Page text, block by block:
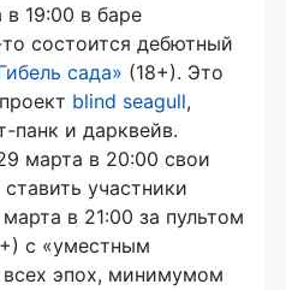
19:00 в баре
состоится дебютный
сада» (18+). Это
blind seagull,
панк и дарквейв.
марта в 20:00 свои
участники
в 21:00 за пультом
с «уместным
эпох, минимумом